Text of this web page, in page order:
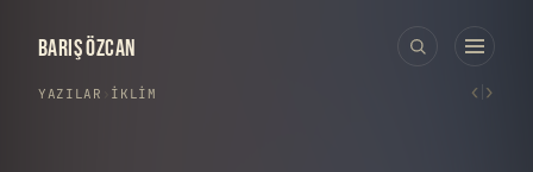
BARIŞ ÖZCAN
YAZILAR İKLIM ‹ ›